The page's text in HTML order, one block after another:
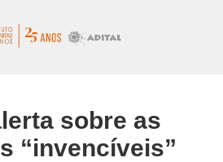
sobre as
“invencíveis”